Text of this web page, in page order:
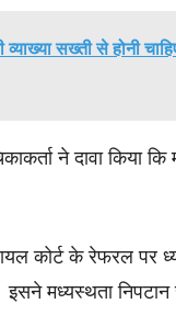
सख्ती से होनी
ने दावा किया
कोर्ट के रेफरल पर
मध्यस्थता निपटान